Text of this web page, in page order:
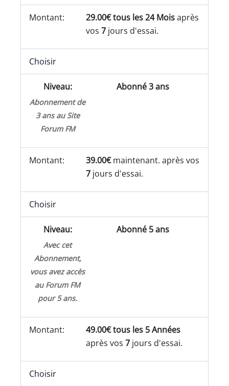
29.00€ tous les 24 Moisaprès
vos7 jours d'essai.
Choisir
Abonné 3 ans
Abonnement de
3 ans au Site
Forum FM
39.00€maintenant. après vos
7 jours d'essai.
Choisir
Abonné 5 ans
Avec cet
Abonnement,
vous avez accès
au Forum FM
pour 5 ans.
49.00€ tous les 5 Années
après vos7 jours d'essai.
Choisir